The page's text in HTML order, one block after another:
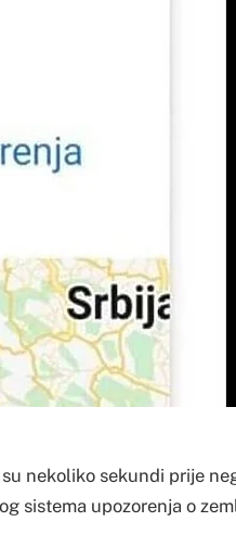
nekoliko sekundi prije
sistema upozorenja o